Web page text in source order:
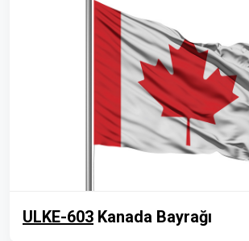
ULKE-603 Kanada Bayrağı